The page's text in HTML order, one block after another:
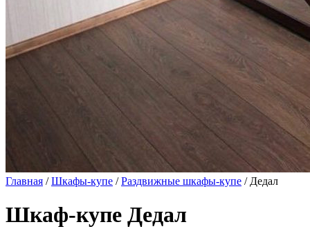
Главная /Шкафы-купе /Раздвижные шкафы-купе / Дедал
Шкаф-купе Дедал